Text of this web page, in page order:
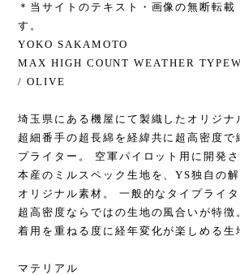
＊当サイトのテキスト・画像の無断転載
す。
YOKO SAKAMOTO
MAX HIGH COUNT WEATHER
/ OLIVE
埼玉県にある機屋にて製織したオリジナ
超細番手の超長綿を経緯共に超高密度で
プライター。 空軍パイロット用に開発
本産のミルスペック生地を、YS独自の
オリジナル素材。 一般的なタイプライ
超高密度ならではの生地の風合いが特徴
着用を重ねる度に経年変化が楽しめる生
マテリアル